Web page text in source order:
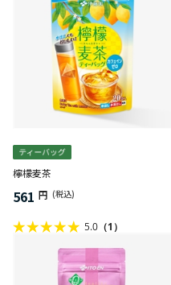
檸檬麦茶
561 円 (税込)
5.0 （1）